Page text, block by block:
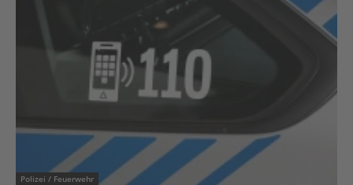
Polizei / Feuerwehr